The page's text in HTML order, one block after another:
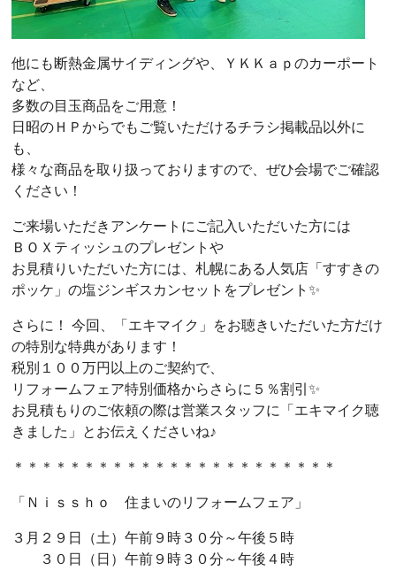
他にも断熱金属サイディングや、ＹＫＫａｐのカーポート
など、
多数の目玉商品をご用意！
日昭のＨＰからでもご覧いただけるチラシ掲載品以外に
も、
様々な商品を取り扱っておりますので、ぜひ会場でご確認
ください！
ご来場いただきアンケートにご記入いただいた方には
ＢＯＸティッシュのプレゼントや
お見積りいただいた方には、札幌にある人気店「すすきの
ポッケ」の塩ジンギスカンセットをプレゼント✨
さらに！ 今回、「エキマイク」をお聴きいただいた方だけ
の特別な特典があります！
税別１００万円以上のご契約で、
リフォームフェア特別価格からさらに５％割引✨
お見積もりのご依頼の際は営業スタッフに「エキマイク聴
きました」とお伝えくださいね♪
＊＊＊＊＊＊＊＊＊＊＊＊＊＊＊＊＊＊＊＊＊＊＊
「Ｎｉｓｓｈｏ 住まいのリフォームフェア」
３月２９日（土）午前９時３０分～午後５時
３０日（日）午前９時３０分～午後４時